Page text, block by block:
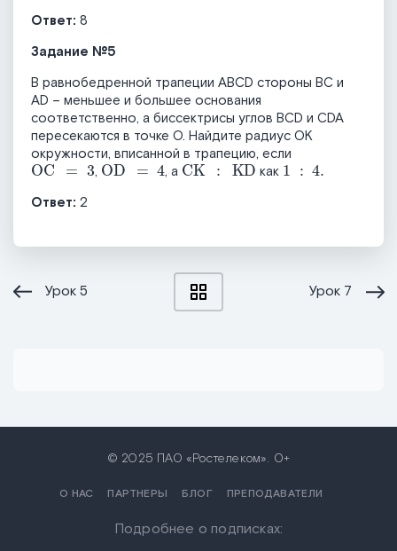
Ответ: 8
Задание №5
В равнобедренной трапеции ABCD стороны BC и
AD – меньшее и большее основания
соответственно, а биссектрисы углов BCD и CDA
пересекаются в точке О. Найдите радиус OK
окружности, вписанной в трапецию, если
OC = 3
,
OD = 4
, а
CK : KD
как
1
Ответ: 2
Урок5 Урок 7
© 2025 ПАО «Ростелеком». 0+
О НАС ПАРТНЕРЫ БЛОГ ПРЕПОДАВАТЕЛИ
Подробнее о подписках: